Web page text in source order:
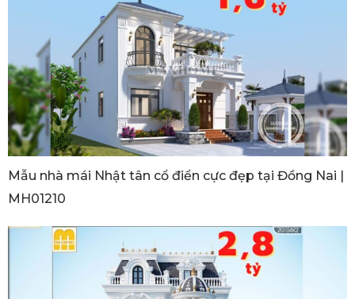
Mẫu nhà mái Nhật tân cổ điển cực đẹp tại Đồng Nai |
MH01210